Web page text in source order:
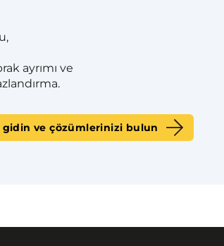
ayrımı ve
gidin ve çözümlerinizi bulun